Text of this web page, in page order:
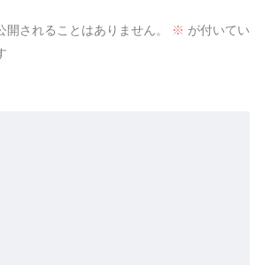
開されることはありません。 ※ が付いてい